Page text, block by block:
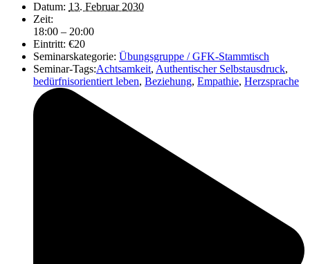
Datum: 13. Februar 2030
Zeit:
18:00 – 20:00
Eintritt: €20
Seminarskategorie: Übungsgruppe / GFK-Stammtisch
Seminar-Tags:Achtsamkeit, Authentischer Selbstausdruck,
bedürfnisorientiert leben, Beziehung, Empathie, Herzsprache